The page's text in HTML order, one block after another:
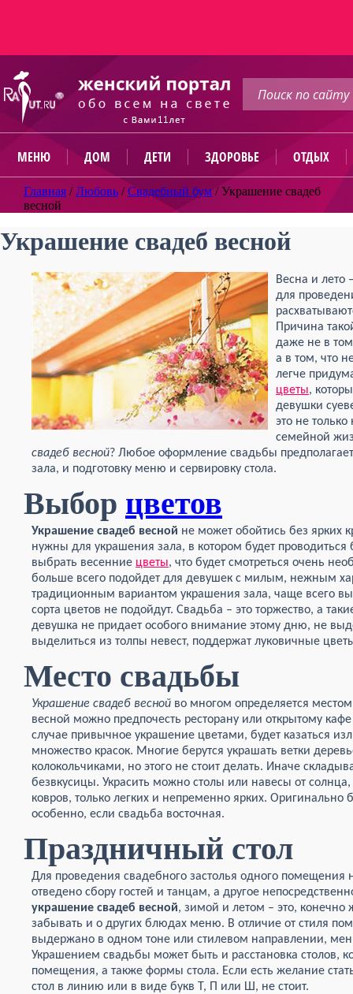
МЕНЮ ДОМ ДЕТИ ЗДОРОВЬЕ ОТДЫХ
Главная /Любовь /Свадебный бум /Украшение свадеб
весной
Украшение свадеб весной
Весна и лето
для
Причина
даже не в
а в том, что
легче
цветы,
девушки
это не
семейной
свадеб весной? Любое оформление свадьбы
зала, и подготовку меню и сервировку стола.
Выбор цветов
Украшение свадеб весной не может обойтись без ярких
нужны для украшения зала, в котором будет
выбрать весенние цветы, что будет смотреться очень
больше всего подойдет для девушек с милым, нежным
традиционным вариантом украшения зала, чаще всего
сорта цветов не подойдут. Свадьба – это торжество, а
девушка не придает особого внимание этому дню, не
выделиться из толпы невест, поддержат луковичные
Место свадьбы
Украшение свадеб весной во многом определяется
весной можно предпочесть ресторану или открытому
случае привычное украшение цветами, будет казаться
множество красок. Многие берутся украшать ветки
колокольчиками, но этого не стоит делать. Иначе
безвкусицы. Украсить можно столы или навесы от
ковров, только легких и непременно ярких. Оригинально
особенно, если свадьба восточная.
Праздничный стол
Для проведения свадебного застолья одного помещения
отведено сбору гостей и танцам, а другое
украшение свадеб весной, зимой и летом – это, конечно
забывать и о других блюдах меню. В отличие от стиля
выдержано в одном тоне или стилевом направлении,
Украшением свадьбы может быть и расстановка столов,
помещения, а также формы стола. Если есть желание
стол в линию или в виде букв Т, П или Ш, не стоит.